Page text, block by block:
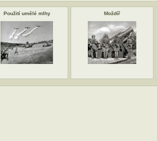
Použití umělé mlhy Moždíř